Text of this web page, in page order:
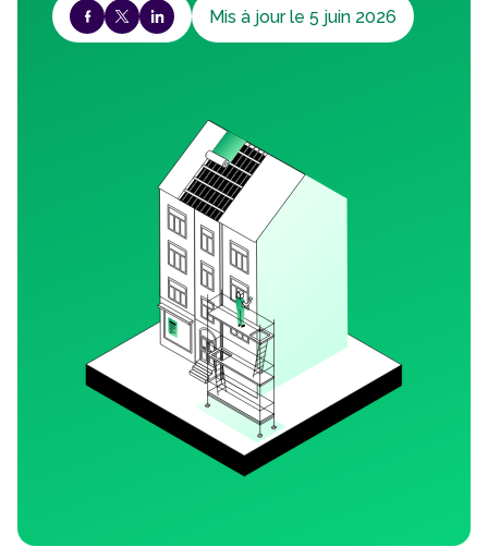
Mis à jour le 5 juin 2026